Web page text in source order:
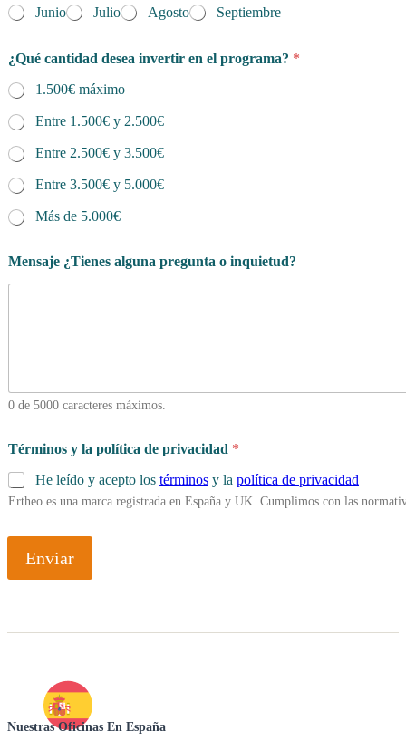
Junio
Julio Agosto Septiembre
¿Qué cantidad desea invertir en el programa? *
1.500€ máximo
Entre 1.500€ y 2.500€
Entre 2.500€ y 3.500€
Entre 3.500€ y 5.000€
Más de 5.000€
Mensaje ¿Tienes alguna pregunta o inquietud?
0 de 5000 caracteres máximos.
Términos y la política de privacidad *
He leído y acepto los términos y la política de privacidad
Ertheo es una marca registrada en España y UK. Cumplimos con las
Enviar
Nuestras Oficinas En España